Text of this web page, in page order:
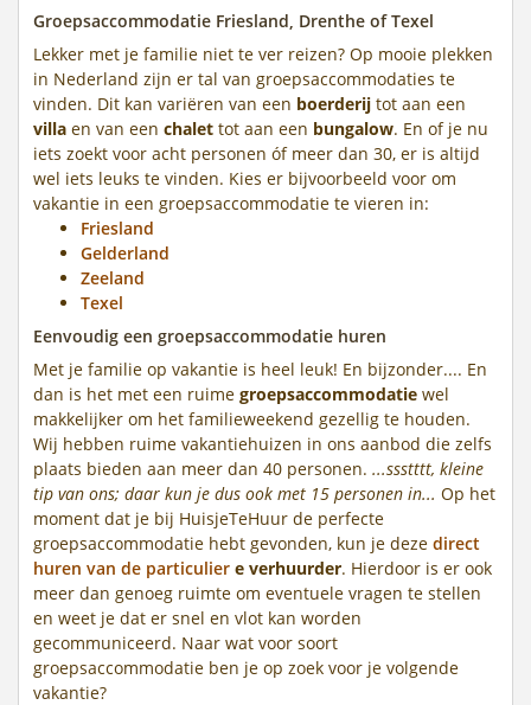
Groepsaccommodatie Friesland, Drenthe of Texel
Lekker met je familie niet te ver reizen? Op mooie plekken
in Nederland zijn er tal van groepsaccommodaties te
vinden. Dit kan variëren van een boerderij tot aan een
villa en van een chalet tot aan een bungalow. En of je nu
iets zoekt voor acht personen óf meer dan 30, er is altijd
wel iets leuks te vinden. Kies er bijvoorbeeld voor om
vakantie in een groepsaccommodatie te vieren in:
Friesland
Gelderland
Zeeland
Texel
Eenvoudig een groepsaccommodatie huren
Met je familie op vakantie is heel leuk! En bijzonder.... En
dan is het met een ruime groepsaccommodatie wel
makkelijker om het familieweekend gezellig te houden.
Wij hebben ruime vakantiehuizen in ons aanbod die zelfs
plaats bieden aan meer dan 40 personen. ...ssstttt, kleine
tip van ons; daar kun je dus ook met 15 personen in... Op het
moment dat je bij HuisjeTeHuur de perfecte
groepsaccommodatie hebt gevonden, kun je deze direct
huren van de particulier e verhuurder. Hierdoor is er ook
meer dan genoeg ruimte om eventuele vragen te stellen
en weet je dat er snel en vlot kan worden
gecommuniceerd. Naar wat voor soort
groepsaccommodatie ben je op zoek voor je volgende
vakantie?